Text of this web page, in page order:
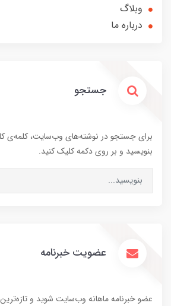
وبلاگ
درباره ما
جستجو
برای جستجو در نوشته‌های وب‌سایت، کلمه‌ی
بنویسید و بر روی دکمه کلیک کنید.
عضویت خبرنامه
عضو خبرنامه ماهانه وب‌سایت شوید و